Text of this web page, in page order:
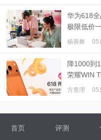
华为618
极限低价
杨善舞 05
降1000到
荣耀WIN
方查理 05
首页 评测